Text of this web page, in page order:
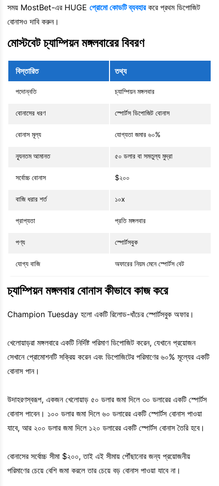
সময় MostBet-এর HUGE প্রোমো কোডটি ব্যবহারকরে প্রথম ডিপোজিট
বোনাসও দাবি করুন।
মোস্টবেট চ্যাম্পিয়ন মঙ্গলবারের বিবরণ
বিস্তারিত তথ্য
পদোন্নতি চ্যাম্পিয়ন মঙ্গলবার
বোনাসের ধরণ স্পোর্টস ডিপোজিট বোনাস
বোনাস মূল্য যোগ্যতা জমার ৬০%
ন্যূনতম আমানত ৫০ ডলার বা সমতুল্য মুদ্রা
সর্বোচ্চ বোনাস $২০০
বাজি ধরার শর্ত ১০x
প্রাপ্যতা প্রতি মঙ্গলবার
পণ্য স্পোর্টসবুক
যোগ্য বাজি অফারের নিয়ম মেনে স্পোর্টস বেট
চ্যাম্পিয়ন মঙ্গলবার বোনাস কীভাবে কাজ করে
Champion Tuesday হলো একটি রিলোড-ধাঁচের স্পোর্টসবুক অফার।
খেলোয়াড়রা মঙ্গলবারে একটি নির্দিষ্ট পরিমাণ ডিপোজিট করেন, যেখানে প্রয়োজন
সেখানে প্রোমোশনটি সক্রিয় করেন এবং ডিপোজিটের পরিমাণের ৬০% মূল্যের একটি
বোনাস পান।
উদাহরণস্বরূপ, একজন খেলোয়াড় ৫০ ডলার জমা দিলে ৩০ ডলারের একটি স্পোর্টস
বোনাস পাবেন। ১০০ ডলার জমা দিলে ৬০ ডলারের একটি স্পোর্টস বোনাস পাওয়া
যাবে, আর ২০০ ডলার জমা দিলে ১২০ ডলারের একটি স্পোর্টস বোনাস তৈরি হবে।
বোনাসের সর্বোচ্চ সীমা $২০০, তাই এই সীমায় পৌঁছানোর জন্য প্রয়োজনীয়
পরিমাণের চেয়ে বেশি জমা করলে তার চেয়ে বড় বোনাস পাওয়া যাবে না।